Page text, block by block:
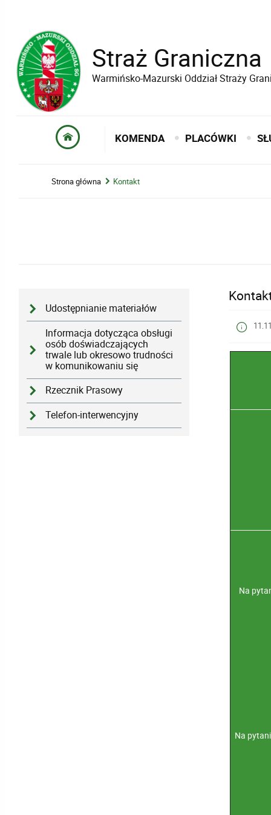
Straż Graniczna
Warmińsko-Mazurski Oddział Straży
KOMENDA PLACÓWKI
Strona główna Kontakt
Udostępnianie materiałów
Informacja dotycząca obsługi
osób doświadczających
trwale lub okresowo trudności
w komunikowaniu się
Rzecznik Prasowy
Telefon-interwencyjny
Na
Na